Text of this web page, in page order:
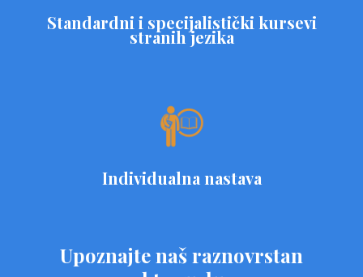
Standardni i specijalistički kursevi
stranih jezika
Individualna nastava
Upoznajte naš raznovrstan